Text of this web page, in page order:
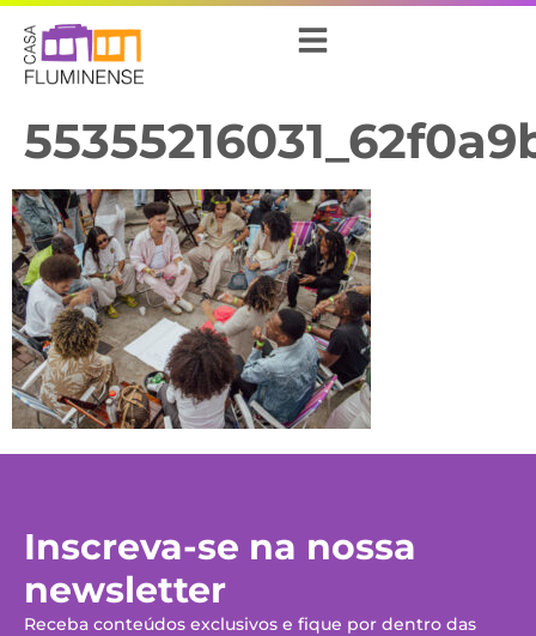
Inscreva-se na nossa
newsletter
Receba conteúdos exclusivos e fique por dentro das